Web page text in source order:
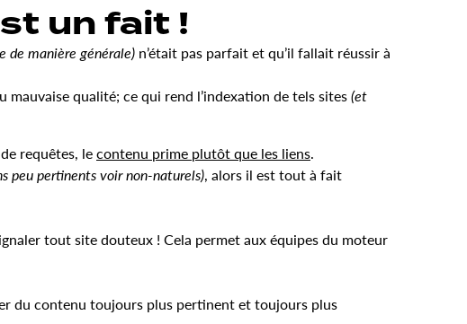
un fait !
de manière générale) n’était pas parfait et qu’il fallait réussir à
qualité; ce qui rend l’indexation de tels sites(et
requêtes, lecontenu prime plutôt que les liens.
peu pertinents voir non-naturels), alors il est tout à fait
tout site douteux ! Cela permet aux équipes du moteur
du contenu toujours plus pertinent et toujours plus